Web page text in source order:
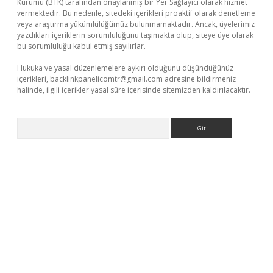
Kurumu (BTK) tarafından onaylanmış bir Yer Sağlayıcı olarak hizmet
vermektedir. Bu nedenle, sitedeki içerikleri proaktif olarak denetleme
veya araştırma yükümlülüğümüz bulunmamaktadır. Ancak, üyelerimiz
yazdıkları içeriklerin sorumluluğunu taşımakta olup, siteye üye olarak
bu sorumluluğu kabul etmiş sayılırlar.
Hukuka ve yasal düzenlemelere aykırı olduğunu düşündüğünüz
içerikleri, backlinkpanelicomtr@gmail.com adresine bildirmeniz
halinde, ilgili içerikler yasal süre içerisinde sitemizden kaldırılacaktır.